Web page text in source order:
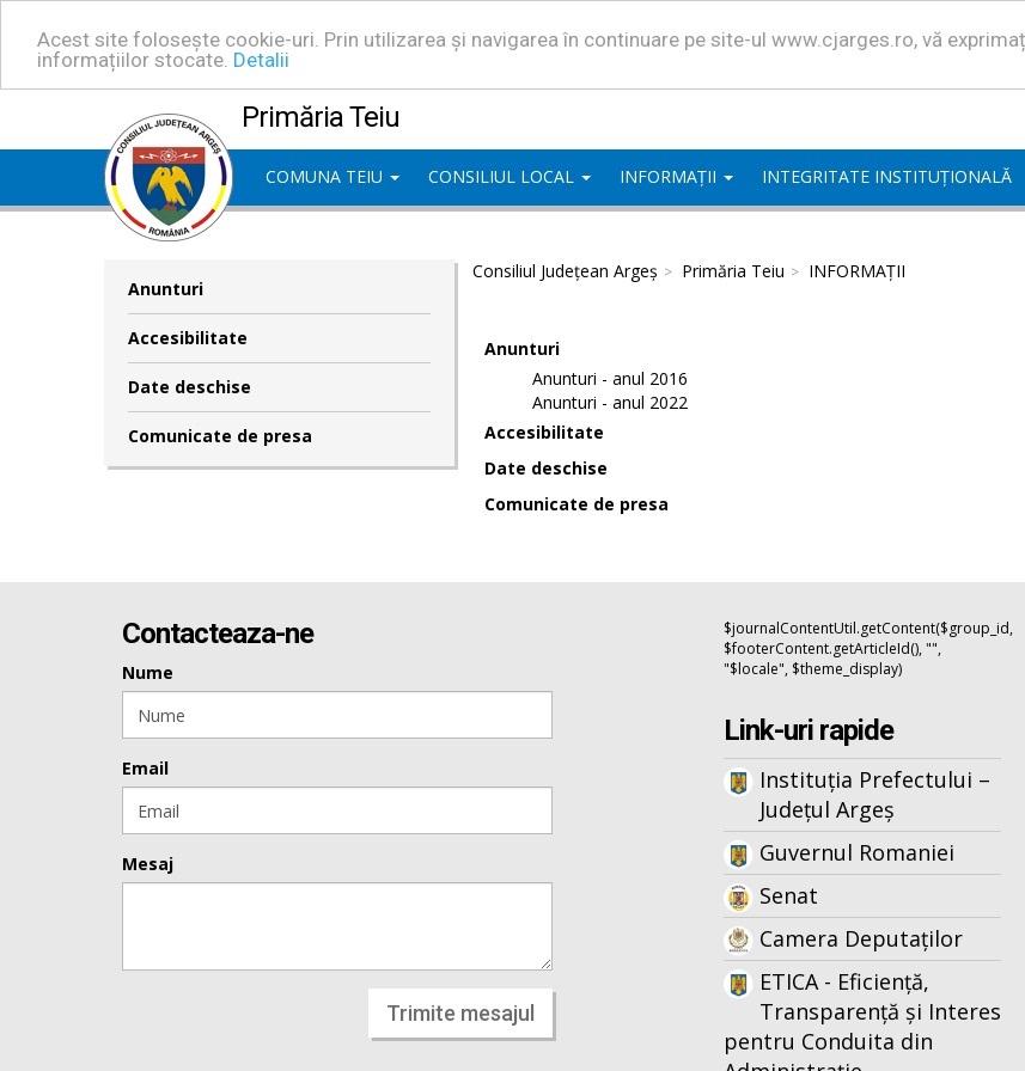
Acest site folosește cookie-uri. Prin utilizarea și navigarea în continuare pe site-ul www.cjarges.ro, vă
informațiilor stocate. Detalii
Primăria Teiu
COMUNA TEIU CONSILIUL LOCAL INFORMAȚII INTEGRITATE INSTITUȚIONALĂ
Anunturi
Accesibilitate
Date deschise
Comunicate de presa
Consiliul Județean Argeș Primăria Teiu INFORMAȚII
Anunturi
Anunturi - anul 2016
Anunturi - anul 2022
Accesibilitate
Date deschise
Comunicate de presa
Contacteaza-ne
Nume
Email
Mesaj
Trimite mesajul
$journalContentUtil.getContent($group_id,
$footerContent.getArticleId(), "",
"$locale", $theme_display)
Link-uri rapide
Instituția Prefectului –
Județul Argeș
Guvernul Romaniei
Senat
Camera Deputaților
ETICA - Eficiență,
Transparență și Interes
pentru Conduita din